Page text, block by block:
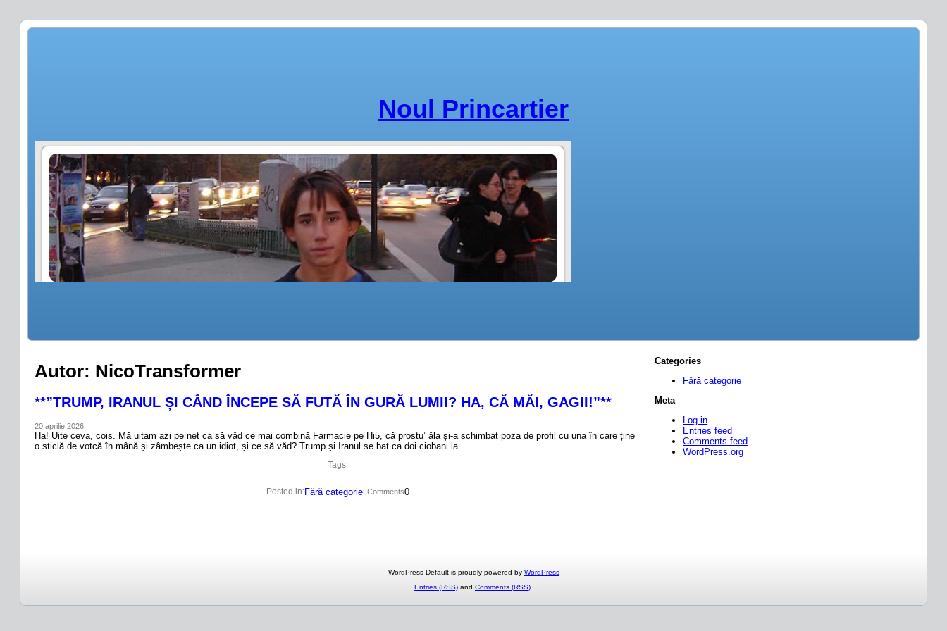
Noul Princartier
Autor: NicoTransformer
**”TRUMP, IRANUL ȘI CÂND ÎNCEPE SĂ FUTĂ ÎN GURĂ LUMII? HA, CĂ MĂI, GAGII!”**
20 aprilie 2026
Ha! Uite ceva, cois. Mă uitam azi pe net ca să văd ce mai combină Farmacie pe Hi5, că prostu’ ăla și-a schimbat poza de profil cu una în care ține
o sticlă de votcă în mână și zâmbește ca un idiot, și ce să văd? Trump și Iranul se bat ca doi ciobani la…
Tags:
Posted in:Fără categorie| Comments0
Categories
Fără categorie
Meta
Log in
Entries feed
Comments feed
WordPress.org
WordPress Default is proudly powered by WordPress
Entries (RSS) and Comments (RSS).